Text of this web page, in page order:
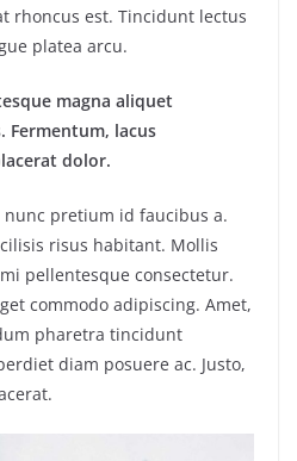
rhoncus est. Tincidunt lectus
platea arcu.
magna aliquet
Fermentum, lacus
dolor.
nunc pretium id faucibus a.
risus habitant. Mollis
pellentesque consectetur.
commodo adipiscing. Amet,
pharetra tincidunt
diam posuere ac. Justo,